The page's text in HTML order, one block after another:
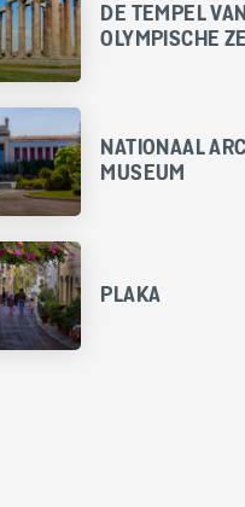
DE TEMPEL
OLYMPISCHE
NATIONAAL
MUSEUM
PLAKA